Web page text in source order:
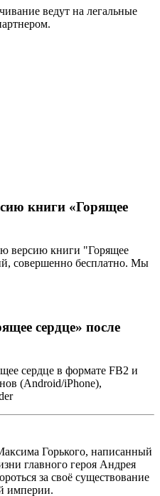
ведут на легальные
книги «Горящее
версию книги "Горящее
совершенно бесплатно. Мы
сердце» после
сердце в формате FB2 и
(Android/iPhone),
Горького, написанный
главного героя Андрея
за своё существование
империи.